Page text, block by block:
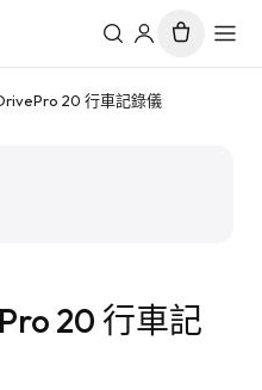
20 行車記錄儀
20 行車記